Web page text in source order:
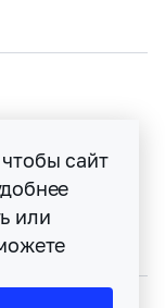
уязвимостях
сайт
или